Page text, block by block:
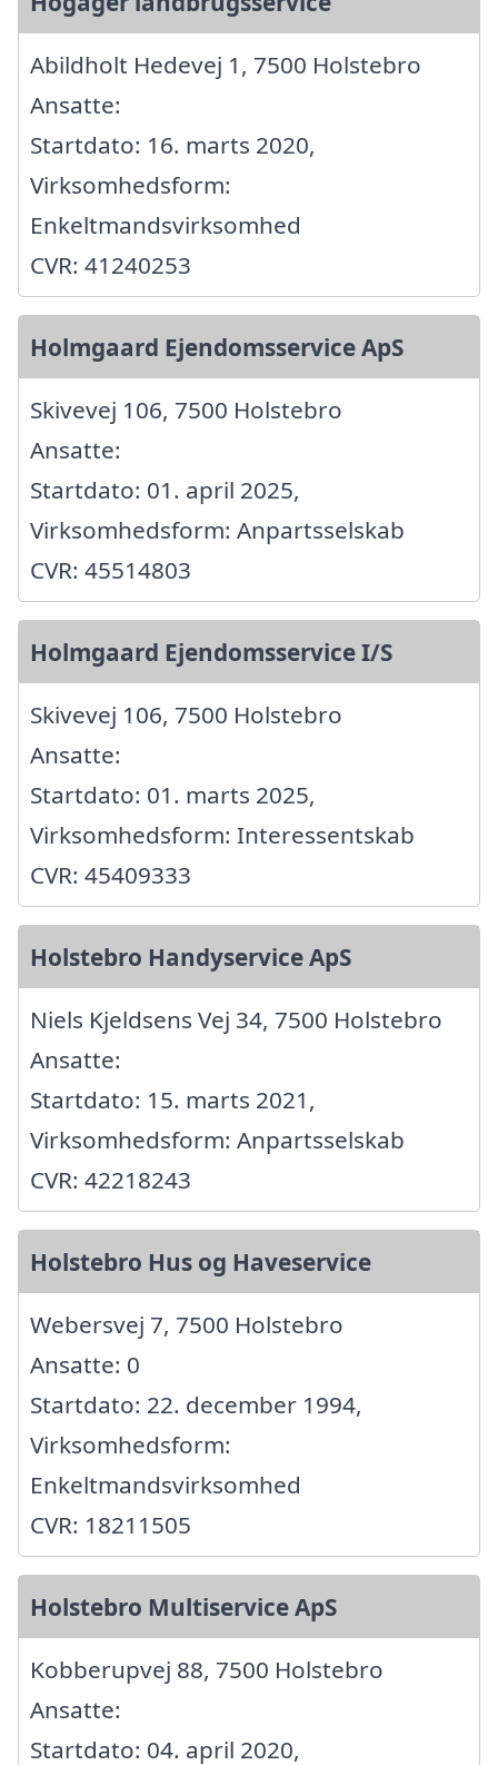
Abildholt Hedevej 1, 7500 Holstebro
Ansatte:
Startdato: 16. marts 2020,
Virksomhedsform:
Enkeltmandsvirksomhed
CVR: 41240253
Holmgaard Ejendomsservice ApS
Skivevej 106, 7500 Holstebro
Ansatte:
Startdato: 01. april 2025,
Virksomhedsform: Anpartsselskab
CVR: 45514803
Holmgaard Ejendomsservice I/S
Skivevej 106, 7500 Holstebro
Ansatte:
Startdato: 01. marts 2025,
Virksomhedsform: Interessentskab
CVR: 45409333
Holstebro Handyservice ApS
Niels Kjeldsens Vej 34, 7500 Holstebro
Ansatte:
Startdato: 15. marts 2021,
Virksomhedsform: Anpartsselskab
CVR: 42218243
Holstebro Hus og Haveservice
Webersvej 7, 7500 Holstebro
Ansatte: 0
Startdato: 22. december 1994,
Virksomhedsform:
Enkeltmandsvirksomhed
CVR: 18211505
Holstebro Multiservice ApS
Kobberupvej 88, 7500 Holstebro
Ansatte:
Startdato: 04. april 2020,